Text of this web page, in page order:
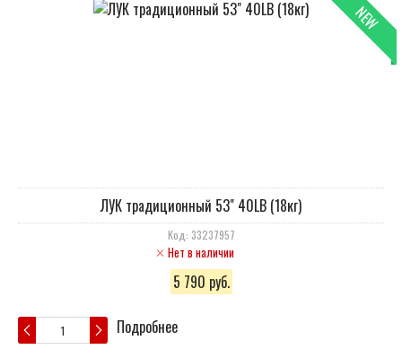
NEW
ЛУК традиционный 53" 40LB (18кг)
Код: 33237957
Нет в наличии
5 790 руб.
Подробнее